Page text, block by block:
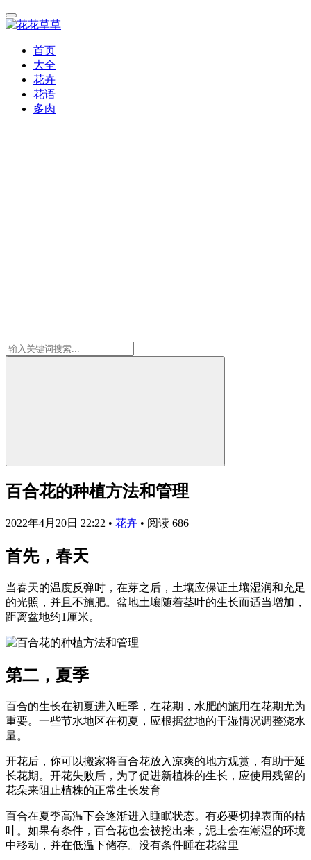
首页
大全
花卉
花语
多肉
百合花的种植方法和管理
2022年4月20日 22:22 • 花卉 • 阅读 686
首先，春天
当春天的温度反弹时，在芽之后，土壤应保证土壤湿润和充足
的光照，并且不施肥。盆地土壤随着茎叶的生长而适当增加，
距离盆地约1厘米。
第二，夏季
百合的生长在初夏进入旺季，在花期，水肥的施用在花期尤为
重要。一些节水地区在初夏，应根据盆地的干湿情况调整浇水
量。
开花后，你可以搬家将百合花放入凉爽的地方观赏，有助于延
长花期。开花失败后，为了促进新植株的生长，应使用残留的
花朵来阻止植株的正常生长发育
百合在夏季高温下会逐渐进入睡眠状态。有必要切掉表面的枯
叶。如果有条件，百合花也会被挖出来，泥土会在潮湿的环境
中移动，并在低温下储存。没有条件睡在花盆里